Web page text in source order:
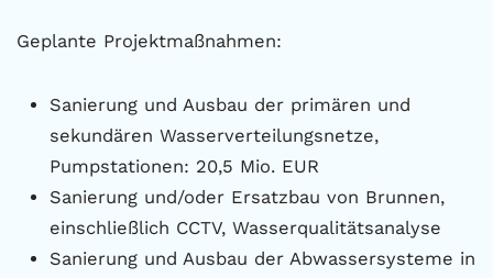
Geplante Projektmaßnahmen:
Sanierung und Ausbau der primären und
sekundären Wasserverteilungsnetze,
Pumpstationen: 20,5 Mio. EUR
Sanierung und/oder Ersatzbau von Brunnen,
einschließlich CCTV, Wasserqualitätsanalyse
Sanierung und Ausbau der Abwassersysteme in